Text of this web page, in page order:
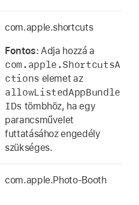
com.apple.shortcuts
Fontos: Adja hozzá a
com.apple.ShortcutsA
ctions elemet az
allowListedAppBundle
IDs tömbhöz, ha egy
parancsművelet
futtatásához engedély
szükséges.
com.apple.Photo-Booth